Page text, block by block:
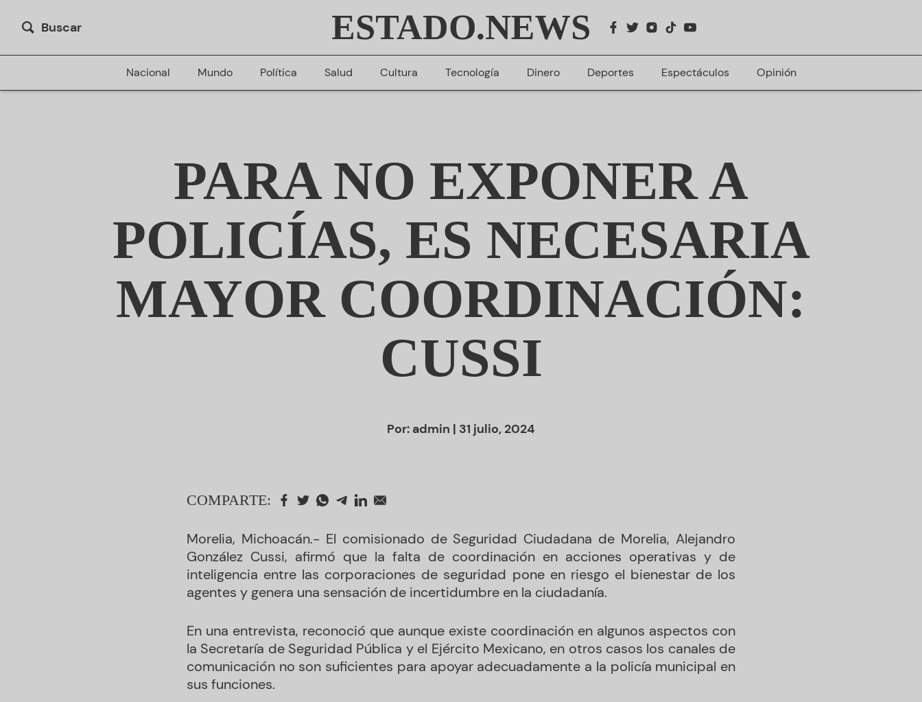
Buscar ESTADO.NEWS
Nacional Mundo Política Salud Cultura Tecnología Dinero Deportes Espectáculos Opinión
PARA NO EXPONER A
POLICÍAS, ES NECESARIA
MAYOR COORDINACIÓN:
CUSSI
Por: admin | 31 julio, 2024
COMPARTE:
Morelia, Michoacán.- El comisionado de Seguridad Ciudadana de Morelia, Alejandro
González Cussi, afirmó que la falta de coordinación en acciones operativas y de
inteligencia entre las corporaciones de seguridad pone en riesgo el bienestar de los
agentes y genera una sensación de incertidumbre en la ciudadanía.
En una entrevista, reconoció que aunque existe coordinación en algunos aspectos con
la Secretaría de Seguridad Pública y el Ejército Mexicano, en otros casos los canales de
comunicación no son suficientes para apoyar adecuadamente a la policía municipal en
sus funciones.